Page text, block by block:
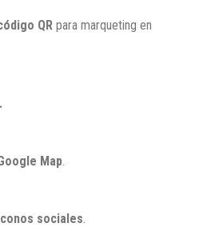
QR para marqueting en
Map
sociales